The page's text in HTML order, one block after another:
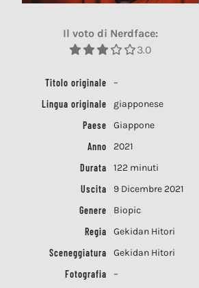
Il voto di Nerdface:
3.0
Titolo originale
–
Lingua originale
giapponese
Paese
Giappone
Anno
2021
Durata
122 minuti
Uscita
9 Dicembre 2021
Genere
Biopic
Regia
Gekidan Hitori
Sceneggiatura
Gekidan Hitori
Fotografia
–